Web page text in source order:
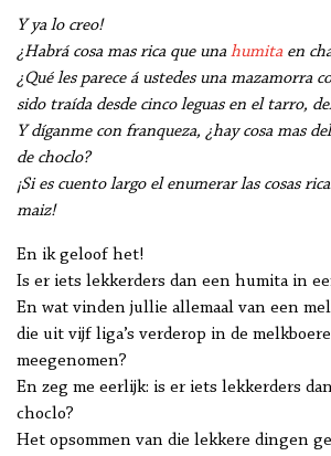
Y ya lo creo!
¿Habrá cosa mas rica que unahumitaen
¿Qué les parece á ustedes una mazamorra
sido traída desde cinco leguas en el tarro,
Y díganme con franqueza, ¿hay cosa mas
de choclo?
¡Si es cuento largo el enumerar las cosas
maiz!
En ik geloof het!
Is er iets lekkerders dan een humita in
En wat vinden jullie allemaal van een
die uit vijf liga’s verderop in de
meegenomen?
En zeg me eerlijk: is er iets lekkerders
choclo?
Het opsommen van die lekkere dingen